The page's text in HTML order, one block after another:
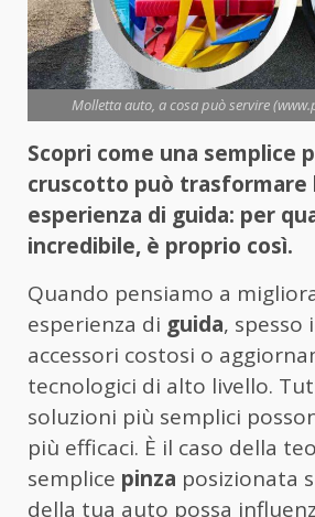
Molletta auto, a cosa può servire
Scopri come una semplice
cruscotto può trasformare
esperienza di guida: per
incredibile, è proprio così.
Quando pensiamo a
esperienza di guida, spesso
accessori costosi o
tecnologici di alto livello.
soluzioni più semplici
più efficaci. È il caso della
semplice pinza posizionata
della tua auto possa